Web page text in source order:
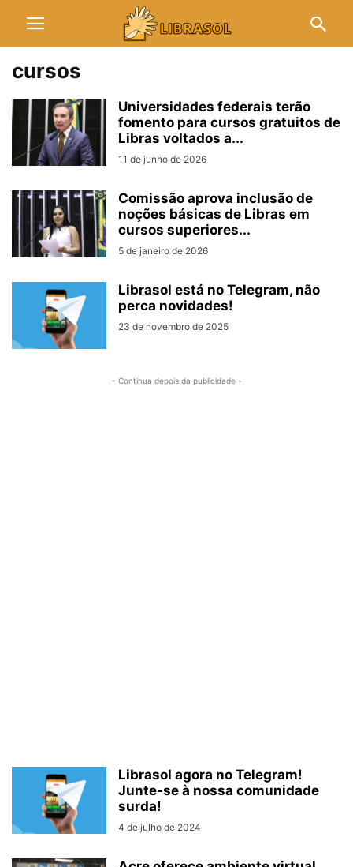
cursos
Universidades federais terão
fomento para cursos gratuitos de
Libras voltados a...
11 de junho de 2026
Comissão aprova inclusão de
noções básicas de Libras em
cursos superiores...
5 de janeiro de 2026
Librasol está no Telegram, não
perca novidades!
23 de novembro de 2025
- Continua depois da publicidade -
Librasol agora no Telegram!
Junte-se à nossa comunidade
surda!
4 de julho de 2024